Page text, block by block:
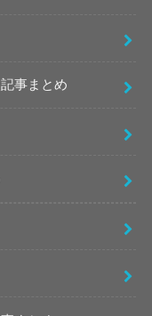
事まとめ